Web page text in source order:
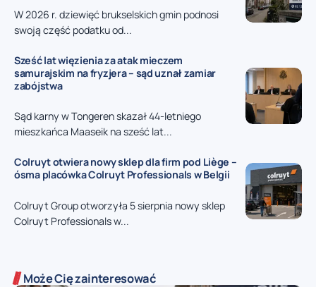
W 2026 r. dziewięć brukselskich gmin podnosi
swoją część podatku od...
Sześć lat więzienia za atak mieczem
samurajskim na fryzjera – sąd uznał zamiar
zabójstwa
Sąd karny w Tongeren skazał 44-letniego
mieszkańca Maaseik na sześć lat...
Colruyt otwiera nowy sklep dla firm pod Liège –
ósma placówka Colruyt Professionals w Belgii
Colruyt Group otworzyła 5 sierpnia nowy sklep
Colruyt Professionals w...
Może Cię zainteresować